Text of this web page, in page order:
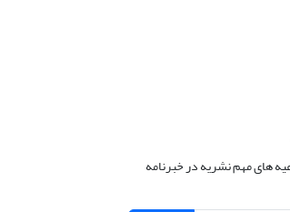
های مهم نشریه در خبرنامه